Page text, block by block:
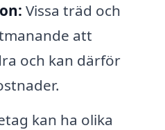
Vissa träd och
att
och kan därför
kan ha olika